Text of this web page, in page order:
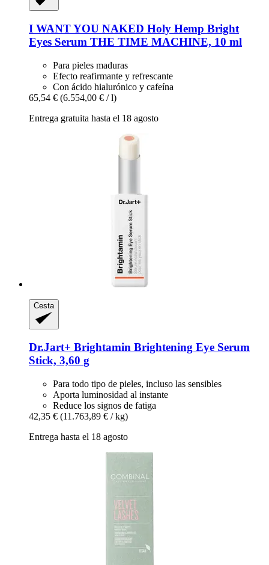
I WANT YOU NAKED Holy Hemp Bright
Eyes Serum THE TIME MACHINE, 10 ml
Para pieles maduras
Efecto reafirmante y refrescante
Con ácido hialurónico y cafeína
65,54 € (6.554,00 € / l)
Entrega gratuita hasta el 18 agosto
Cesta
Dr.Jart+ Brightamin Brightening Eye Serum
Stick, 3,60 g
Para todo tipo de pieles, incluso las sensibles
Aporta luminosidad al instante
Reduce los signos de fatiga
42,35 € (11.763,89 € / kg)
Entrega hasta el 18 agosto